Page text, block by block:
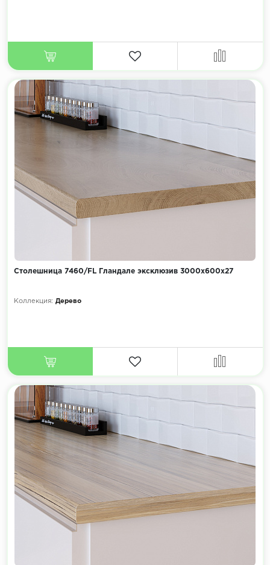
Столешница 7460/FL Гландале эксклюзив 3000х600х27
Коллекция: Дерево